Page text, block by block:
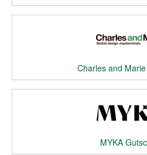
Charles and
MYKA